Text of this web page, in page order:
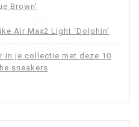
Brown’
Air Max2 Light ‘Dolphin’
in je collectie met deze 10
sneakers